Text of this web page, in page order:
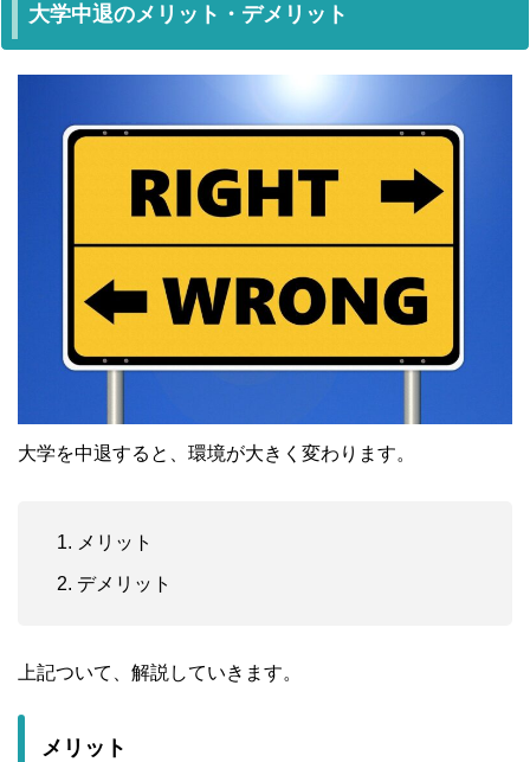
大学中退のメリット・デメリット
大学を中退すると、環境が大きく変わります。
メリット
デメリット
上記ついて、解説していきます。
メリット